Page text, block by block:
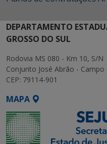
DEPARTAMENTO
GROSSO DO SUL
Rodovia MS 080 - Km 10, S/N
Conjunto José Abrão -
CEP: 79114-901
MAPA